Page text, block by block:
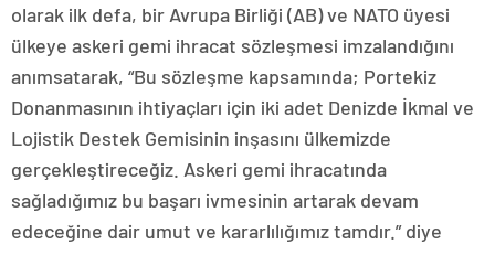
olarak ilk defa, bir Avrupa Birliği (AB) ve NATO üyesi
ülkeye askeri gemi ihracat sözleşmesi imzalandığını
anımsatarak, “Bu sözleşme kapsamında; Portekiz
Donanmasının ihtiyaçları için iki adet Denizde İkmal ve
Lojistik Destek Gemisinin inşasını ülkemizde
gerçekleştireceğiz. Askeri gemi ihracatında
sağladığımız bu başarı ivmesinin artarak devam
edeceğine dair umut ve kararlılığımız tamdır.” diye